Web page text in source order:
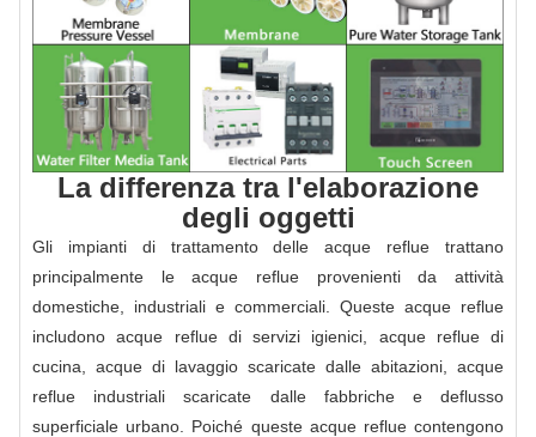
La differenza tra l'elaborazione
degli oggetti
Gli impianti di trattamento delle acque reflue trattano
principalmente le acque reflue provenienti da attività
domestiche, industriali e commerciali. Queste acque reflue
includono acque reflue di servizi igienici, acque reflue di
cucina, acque di lavaggio scaricate dalle abitazioni, acque
reflue industriali scaricate dalle fabbriche e deflusso
superficiale urbano. Poiché queste acque reflue contengono